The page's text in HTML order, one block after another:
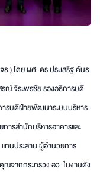
.) โดย ผศ. ดร.ประเสริฐ คันธ
ณ์ จิระพรชัย รองอธิการบดี
ารบดีฝ่ายพัฒนาระบบบริหาร
รสำนักบริหารอาคารและ
ทนประสาน ผู้อำนวยการ
ณจากกระทรวง อว. ในงานดัง